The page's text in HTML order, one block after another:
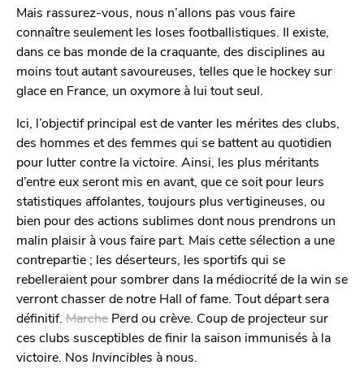
Mais rassurez-vous, nous n’allons pas vous faire
connaître seulement les loses footballistiques. Il existe,
dans ce bas monde de la craquante, des disciplines au
moins tout autant savoureuses, telles que le hockey sur
glace en France, un oxymore à lui tout seul.
Ici, l’objectif principal est de vanter les mérites des clubs,
des hommes et des femmes qui se battent au quotidien
pour lutter contre la victoire. Ainsi, les plus méritants
d’entre eux seront mis en avant, que ce soit pour leurs
statistiques affolantes, toujours plus vertigineuses, ou
bien pour des actions sublimes dont nous prendrons un
malin plaisir à vous faire part. Mais cette sélection a une
contrepartie ; les déserteurs, les sportifs qui se
rebelleraient pour sombrer dans la médiocrité de la win se
verront chasser de notre Hall of fame. Tout départ sera
définitif. Marche Perd ou crève. Coup de projecteur sur
ces clubs susceptibles de finir la saison immunisés à la
victoire. Nos Invincibles à nous.